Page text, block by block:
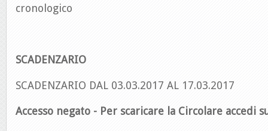
cronologico
SCADENZARIO
SCADENZARIO DAL 03.03.2017 AL 17.03.2017
Accesso negato - Per scaricare la Circolare accedi